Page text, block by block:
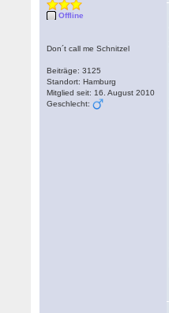
Offline
Don´t call me Schnitzel
Beiträge: 3125
Standort: Hamburg
Mitglied seit: 16. August 2010
Geschlecht: